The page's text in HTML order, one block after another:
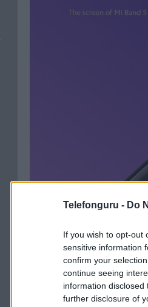
Telefonguru - Do
If you wish to opt-out
sensitive information
confirm your
continue seeing
information
further disclosure of